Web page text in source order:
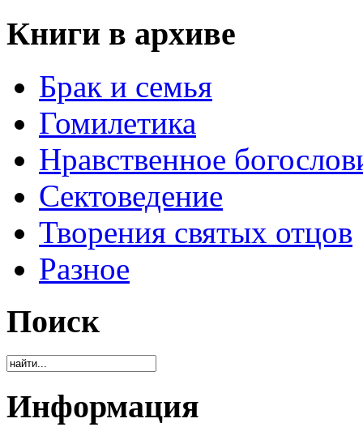
Книги в архиве
Брак и семья
Гомилетика
Нравственное
Сектоведение
Творения святых отцов
Разное
Поиск
Информация